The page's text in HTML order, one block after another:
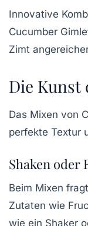
Innovative
Cucumber
Zimt
Die Kunst
Das Mixen von
perfekte Textur
Shaken oder
Beim Mixen
Zutaten wie
wie ein Shaker